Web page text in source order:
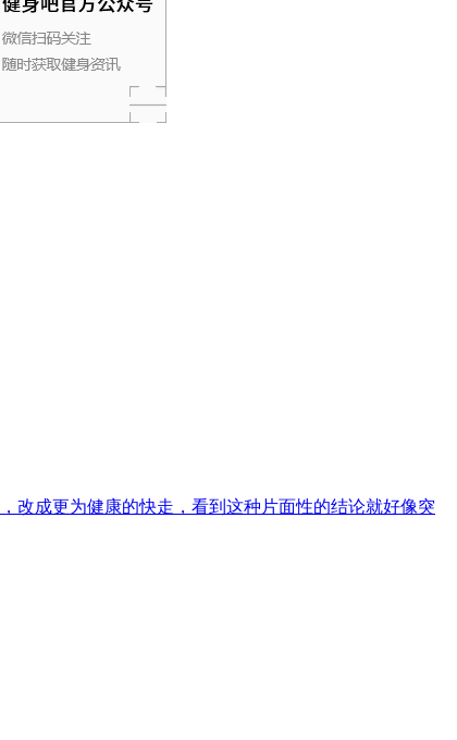
改成更为健康的快走，看到这种片面性的结论就好像突